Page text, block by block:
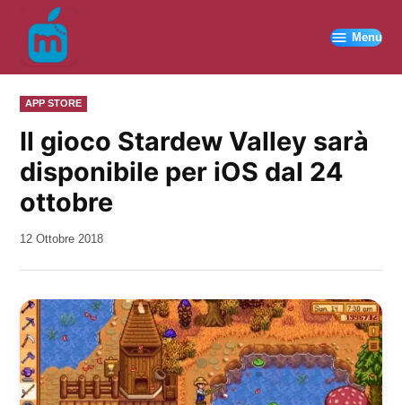
contenuto
Menu
PUBBLICATO
IN
APP STORE
Il gioco Stardew Valley sarà
disponibile per iOS dal 24
ottobre
da
12 Ottobre 2018